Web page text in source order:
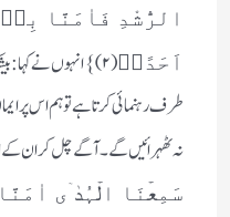
الرُّشْدِ فَاٰمَنَّا
اَحَدً
اۙ(۲)} انہوں نے
طرف رہنمائی کرتا ہے تو ہم اس پر
نہ ٹھہرائیں گے۔آگے چل کر ان کے
سَمِعۡنَا الۡہُدٰۤی